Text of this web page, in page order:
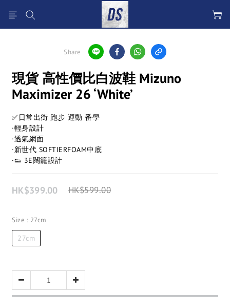
Share
現貨 高性價比白波鞋 Mizuno
Maximizer 26 ‘White’
✅日常出街 跑步 運動 番學
·輕身設計
·透氣網面
·新世代 SOFTIERFOAM中底
·👟 3E闊籠設計
HK$399.00 HK$599.00
Size : 27cm
27cm